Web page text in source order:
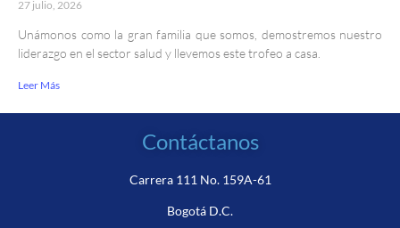
27 julio, 2026
Unámonos como la gran familia que somos, demostremos nuestro
liderazgo en el sector salud y llevemos este trofeo a casa.
Leer Más
Contáctanos
Carrera 111 No. 159A-61
Bogotá D.C.